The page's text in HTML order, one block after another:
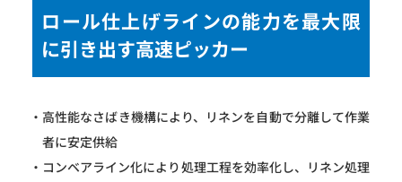
ロール仕上げラインの能力を最大限
に引き出す高速ピッカー
高性能なさばき機構により、リネンを自動で分離して作業
者に安定供給
コンベアライン化により処理工程を効率化し、リネン処理